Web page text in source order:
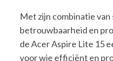
Met zijn combinatie van
betrouwbaarheid en
de Acer Aspire Lite 15
voor wie efficiënt en